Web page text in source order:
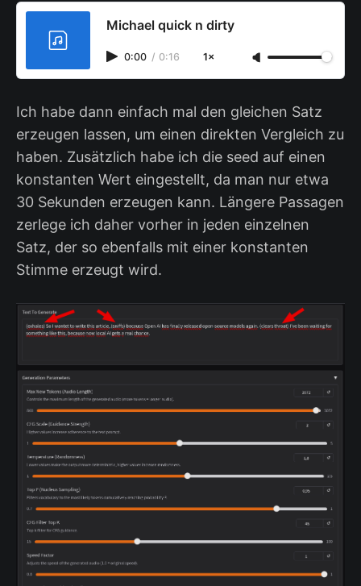
Michael quick n dirty
0:00 / 0:16 1×
Ich habe dann einfach mal den gleichen Satz
erzeugen lassen, um einen direkten Vergleich zu
haben. Zusätzlich habe ich die seed auf einen
konstanten Wert eingestellt, da man nur etwa
30 Sekunden erzeugen kann. Längere Passagen
zerlege ich daher vorher in jeden einzelnen
Satz, der so ebenfalls mit einer konstanten
Stimme erzeugt wird.